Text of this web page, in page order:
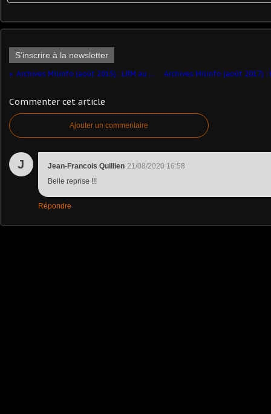
S'inscrire à la newsletter
Archives Milinfo (août 2015) : LRM au 1/35 (par Jérôme Hadacek)
Commenter cet article
Ajouter un commentaire
J Jean-Francois Quillien 21/08/2020 16:58
Belle reprise !!!
Répondre